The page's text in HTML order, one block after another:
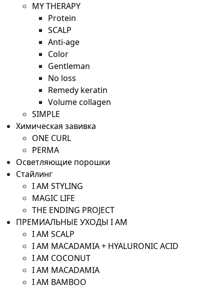
MY THERAPY
Protein
SCALP
Anti-age
Color
Gentleman
No loss
Remedy keratin
Volume collagen
SIMPLE
Химическая завивка
ONE CURL
PERMA
Осветляющие порошки
Стайлинг
I AM STYLING
MAGIC LIFE
THE ENDING PROJECT
ПРЕМИАЛЬНЫЕ УХОДЫ I AM
I AM SCALP
I AM MACADAMIA + HYALURONIC ACID
I AM COCONUT
I AM MACADAMIA
I AM BAMBOO